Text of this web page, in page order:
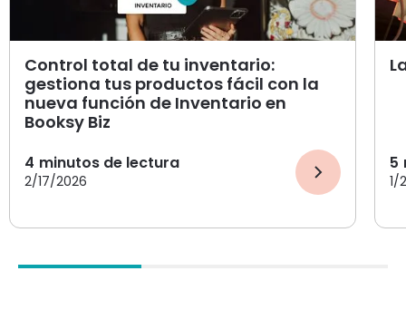
Control total de tu inventario:
gestiona tus productos fácil con la
nueva función de Inventario en
Booksy Biz
4 minutos de lectura
2/17/2026
5
1/